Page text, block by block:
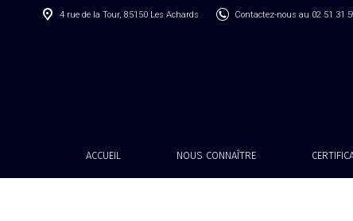
4 rue de la Tour, 85150 Les Achards Contactez-nous au 02 51 31
ACCUEIL NOUS CONNAÎTRE